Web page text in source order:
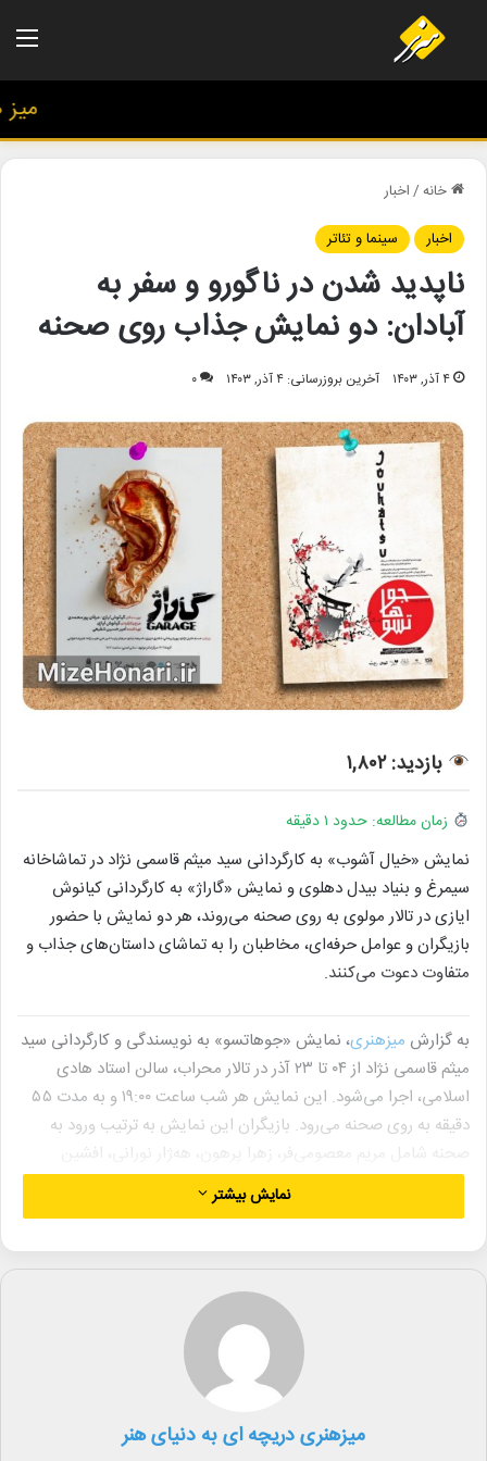
میز
خانه/اخبار
اخبار
سینما و تئاتر
ناپدید شدن در ناگورو و سفر به
آبادان: دو نمایش جذاب روی صحنه
۴ آذر, ۱۴۰۳ آخرین بروزرسانی: ۴ آذر, ۱۴۰۳ ۰
بازدید: ۱,۸۰۲
زمان مطالعه: حدود ۱ دقیقه
نمایش «خیال آشوب» به کارگردانی سید میثم قاسمی نژاد در تماشاخانه
سیمرغ و بنیاد بیدل دهلوی و نمایش «گاراژ» به کارگردانی کیانوش
ایازی در تالار مولوی به روی صحنه می‌روند، هر دو نمایش با حضور
بازیگران و عوامل حرفه‌ای، مخاطبان را به تماشای داستان‌های جذاب و
متفاوت دعوت می‌کنند.
به گزارش میزهنری، نمایش «جوهاتسو» به نویسندگی و کارگردانی سید
میثم قاسمی نژاد از ۰۴ تا ۲۳ آذر در تالار محراب، سالن استاد هادی
اسلامی، اجرا می‌شود. این نمایش هر شب ساعت ۱۹:۰۰ و به مدت ۵۵
دقیقه به روی صحنه می‌رود. بازیگران این نمایش به ترتیب ورود به
صحنه شامل مریم معصومی‌فر، زهرا پرهون، هه‌ژار نورانی، افشین
قدیمی، آسمان قاسم زاده، یلدا تحویلدار، رضا مرادی‌نژاد، کیوان فهیمی و
رزیتا رطبی هستند. مشاور کارگردان این اثر رضا مرادی نژاد و دستیار
داستان آن در مورد ناپدید شدن ناگهانی افراد در ناگورو است.
نمایش «گاراژ» به نویسندگی کیانوش ایازی و عرفان پورمحمدی و
کارگردانی کیانوش ایازی از ۰۵ تا ۲۳ آذر در تالار مولوی، سالن اصلی، اجرا
بازیگرانی چون حسام خلیل نژادی، پوریا ریحانی، شقایق عزیزی، خدیجه
نمایش بیشتر
میزهنری دریچه ای به دنیای هنر